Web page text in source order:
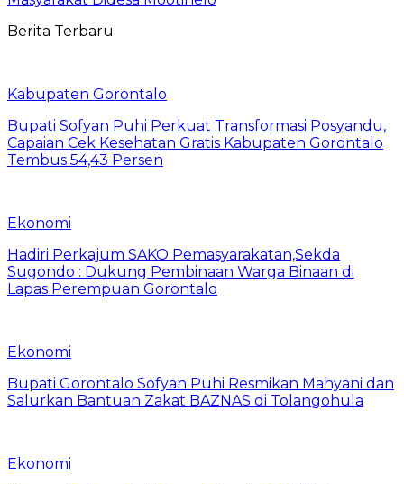
Berita Terbaru
Kabupaten Gorontalo
Bupati Sofyan Puhi Perkuat Transformasi Posyandu,
Capaian Cek Kesehatan Gratis Kabupaten Gorontalo
Tembus 54,43 Persen
Ekonomi
Hadiri Perkajum SAKO Pemasyarakatan,Sekda
Sugondo : Dukung Pembinaan Warga Binaan di
Lapas Perempuan Gorontalo
Ekonomi
Bupati Gorontalo Sofyan Puhi Resmikan Mahyani dan
Salurkan Bantuan Zakat BAZNAS di Tolangohula
Ekonomi